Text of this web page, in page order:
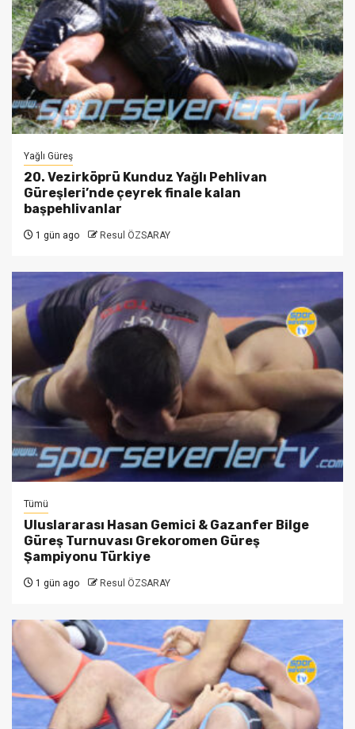
Yağlı Güreş
20. Vezirköprü Kunduz Yağlı Pehlivan
Güreşleri’nde çeyrek finale kalan
başpehlivanlar
1 gün ago Resul ÖZSARAY
Tümü
Uluslararası Hasan Gemici & Gazanfer Bilge
Güreş Turnuvası Grekoromen Güreş
Şampiyonu Türkiye
1 gün ago Resul ÖZSARAY